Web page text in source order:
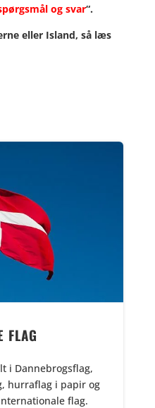
og svar“.
eller Island, så læs
FLAG
i Dannebrogsflag,
hurraflag i papir og
flag.